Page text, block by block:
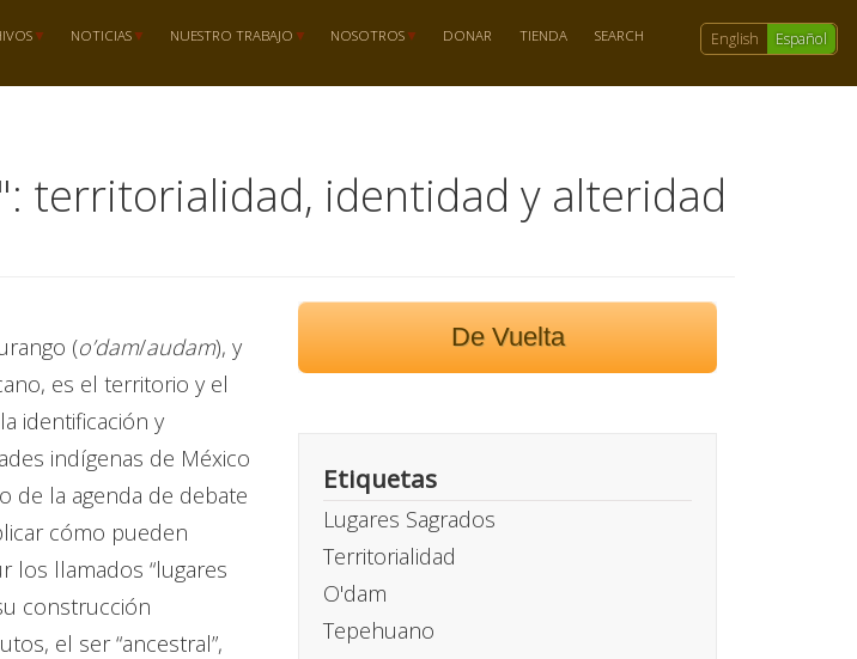
NOTICIAS NUESTRO TRABAJO NOSOTROS DONAR TIENDA SEARCH English Español
territorialidad, identidad y alteridad
(o’dam/audam), y
es el territorio y el
identificación y
indígenas de México
de la agenda de debate
cómo pueden
los llamados “lugares
construcción
el ser “ancestral”,
De Vuelta
Etiquetas
Lugares Sagrados
Territorialidad
O'dam
Tepehuano